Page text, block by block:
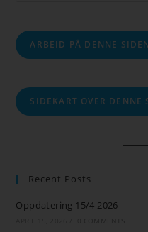
ARBEID PÅ DENNE
SIDEKART OVER DENNE
Recent Posts
Oppdatering 15/4 2026